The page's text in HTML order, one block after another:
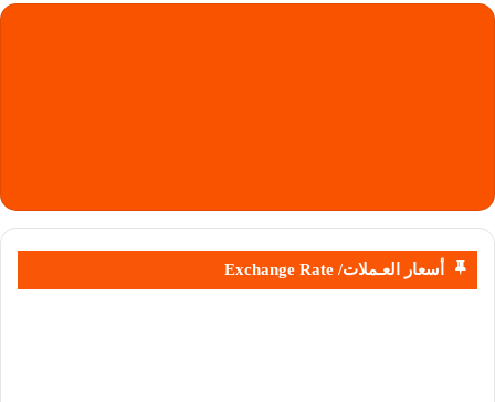
أسعار العـملات/ Exchange Rate